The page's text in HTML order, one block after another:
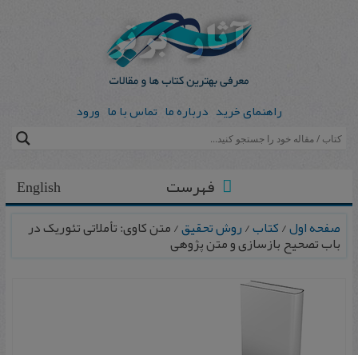
راهنمای خرید درباره ما تماس با ما ورود
English فهرست
صفحه اول/کتاب/روش تحقیق/ متن کاوی: تأملاتی تئوریک در
باب تصحیح بازسازی و متن پژوهی